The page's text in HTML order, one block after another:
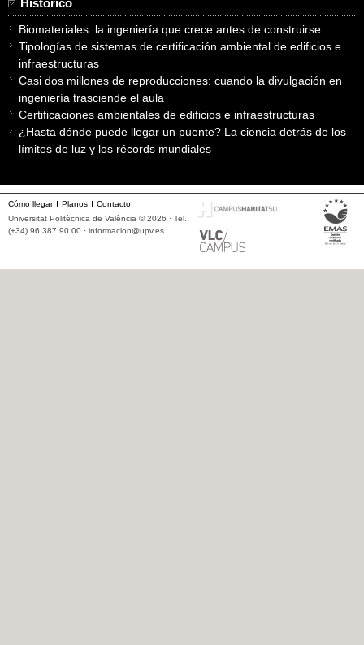
Histórico
Biomateriales: la ingeniería que crece antes de construirse
Tipologías de sistemas de certificación ambiental de edificios e
infraestructuras
Casi dos millones de reproducciones: cuando la divulgación en
ingeniería trasciende el aula
Certificaciones ambientales de edificios e infraestructuras
¿Hasta dónde puede llegar un puente? La ciencia detrás de los
límites de luz y los récords mundiales
Cómo llegar Planos
Contacto
Universitat Politècnica de València © 2026 · Tel.
(+34) 96 387 90 00 · informacion@upv.es